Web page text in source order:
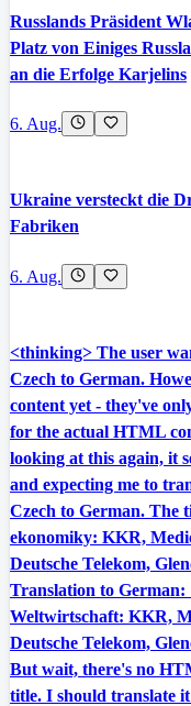
Russlands Präsident
Platz von Einiges
an die Erfolge Karjelins
6. Aug.
Ukraine versteckt die
Fabriken
6. Aug.
<thinking> The user
Czech to German.
content yet - they've
for the actual HTML
looking at this again, it
and expecting me to
Czech to German. The
ekonomiky: KKR,
Deutsche Telekom,
Translation to German:
Weltwirtschaft: KKR,
Deutsche Telekom,
But wait, there's no
title. I should translate